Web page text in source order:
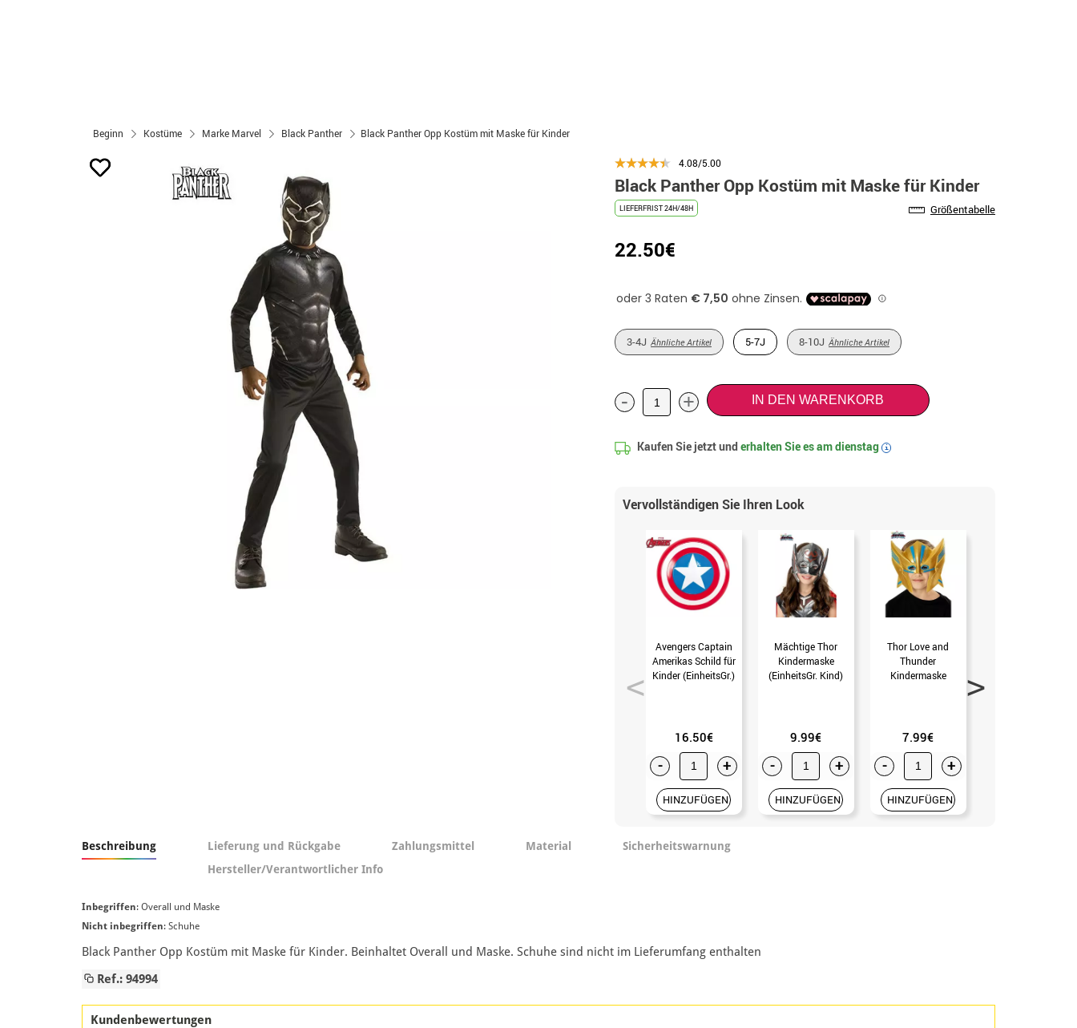
Beginn Kostüme Marke Marvel Black Panther Black Panther Opp Kostüm mit Maske für Kinder
4.08/5.00
Black Panther Opp Kostüm mit Maske für Kinder
LIEFERFRIST 24H/48H Größentabelle
22.50€
3-4J Ähnliche Artikel 5-7J 8-10J Ähnliche Artikel
- + IN DEN WARENKORB
Kaufen Sie jetzt und erhalten Sie es amdienstag i
Vervollständigen Sie Ihren Look
Avengers Captain
Amerikas Schild für
Kinder (EinheitsGr.)
16.50€
- +
HINZUFÜGEN
Mächtige Thor
Kindermaske
(EinheitsGr. Kind)
9.99€
- +
HINZUFÜGEN
Thor Love and
Thunder
Kindermaske
7.99€
- +
HINZUFÜGEN
Beschreibung Lieferung und Rückgabe Zahlungsmittel Material
Sicherheitswarnung
Hersteller/Verantwortlicher Info
Inbegriffen: Overall und Maske
Nicht inbegriffen: Schuhe
Black Panther Opp Kostüm mit Maske für Kinder. Beinhaltet Overall und Maske. Schuhe sind nicht im Lieferumfang enthalten
Ref.: 94994
Kundenbewertungen